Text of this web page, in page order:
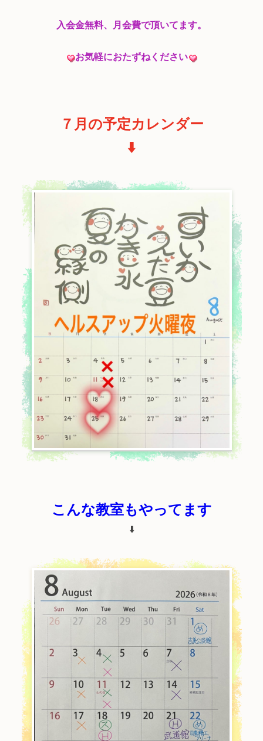
入会金無料、月会費で頂いてます。
お気軽におたずねください
７月の予定カレンダー
⬇️
こんな教室もやってます
⬇️